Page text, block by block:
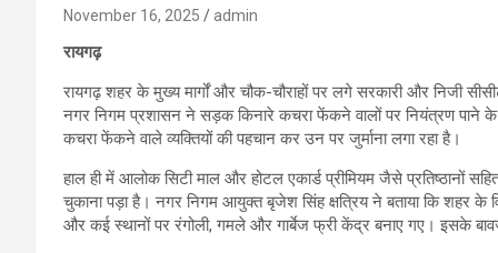
November 16, 2025 admin
रायगढ़
रायगढ़ शहर के मुख्य मार्गों और चौक-चौराहों पर लगे सरकारी और निजी
नगर निगम प्रशासन ने सड़क किनारे कचरा फेंकने वालों पर नियंत्रण
कचरा फेंकने वाले व्यक्तियों की पहचान कर उन पर जुर्माना लगा रहा है।
हाल ही में आलोक सिटी माल और होटल एकार्ड प्रीमियम जैसे प्रतिष्ठानों
चुकाना पड़ा है। नगर निगम आयुक्त बृजेश सिंह क्षत्रिय ने बताया कि शहर के
और कई स्थानों पर रंगोली, गमले और गार्बेज फ्री केंद्र बनाए गए। इसके